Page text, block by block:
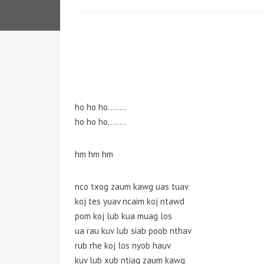
ho ho ho……..
ho ho ho……..
hm hm hm
nco txog zaum kawg uas tuav
koj tes yuav ncaim koj ntawd
pom koj lub kua muag los
ua rau kuv lub siab poob nthav
rub rhe koj los nyob hauv
kuv lub xub ntiag zaum kawg